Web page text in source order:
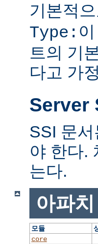
기본적
Type: 이
트의 기
다고 가
Server
SSI 문
야 한다.
는다.
아파
모듈
core